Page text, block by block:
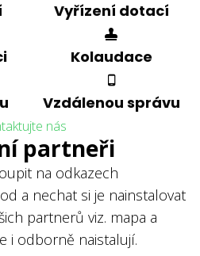
Vyřízení dotací
Kolaudace
Vzdálenou správu
nás
partneři
na odkazech
a nechat si je nainstalovat
partnerů viz. mapa a
i odborně naistalují.